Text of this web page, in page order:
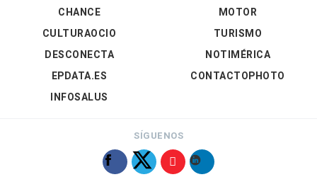
CHANCE
CULTURAOCIO
DESCONECTA
EPDATA.ES
INFOSALUS
MOTOR
TURISMO
NOTIMÉRICA
CONTACTOPHOTO
SÍGUENOS